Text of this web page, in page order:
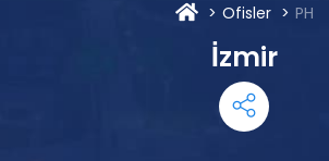
Ofisler PH
İzmir